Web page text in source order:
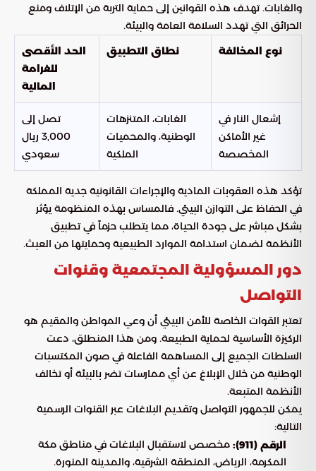
والغابات. تهدف هذه القوانين إلى حماية التربة من الإتلاف ومنع
الحرائق التي تهدد السلامة العامة والبيئة.
نوع المخالفة
نطاق التطبيق
الحد الأقصى
للغرامة
المالية
إشعال النار في
غير الأماكن
المخصصة
الغابات، المتنزهات
الوطنية، والمحميات
الملكية
تصل إلى
3,000 ريال
سعودي
تؤكد هذه العقوبات المادية والإجراءات القانونية جدية المملكة
في الحفاظ على التوازن البيئي. فالمساس بهذه المنظومة يؤثر
بشكل مباشر على جودة الحياة، مما يتطلب حزماً في تطبيق
الأنظمة لضمان استدامة الموارد الطبيعية وحمايتها من العبث.
دور المسؤولية المجتمعية وقنوات
التواصل
تعتبر القوات الخاصة للأمن البيئي أن وعي المواطن والمقيم هو
الركيزة الأساسية لحماية الطبيعة. ومن هذا المنطلق، دعت
السلطات الجميع إلى المساهمة الفاعلة في صون المكتسبات
الوطنية من خلال الإبلاغ عن أي ممارسات تضر بالبيئة أو تخالف
الأنظمة المتبعة.
يمكن للجمهور التواصل وتقديم البلاغات عبر القنوات الرسمية
التالية:
الرقم (911):
مخصص لاستقبال البلاغات في مناطق مكة
المكرمة، الرياض، المنطقة الشرقية، والمدينة المنورة.